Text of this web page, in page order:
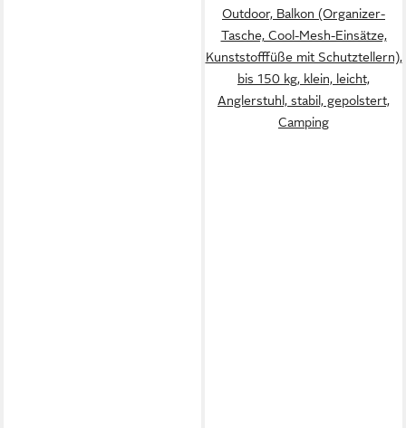
Outdoor, Balkon (Organizer-
Tasche, Cool-Mesh-Einsätze,
Kunststofffüße mit Schutztellern),
bis 150 kg, klein, leicht,
Anglerstuhl, stabil, gepolstert,
Camping